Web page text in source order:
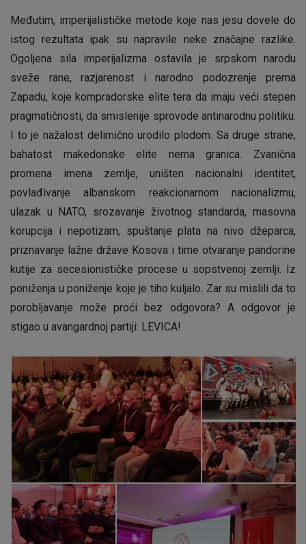
Međutim, imperijalističke metode koje nas jesu dovele do
istog rezultata ipak su napravile neke značajne razlike.
Ogoljena sila imperijalizma ostavila je srpskom narodu
sveže rane, razjarenost i narodno podozrenje prema
Zapadu, koje kompradorske elite tera da imaju veći stepen
pragmatičnosti, da smislenije sprovode antinarodnu politiku.
I to je nažalost delimično urodilo plodom. Sa druge strane,
bahatost makedonske elite nema granica. Zvanična
promena imena zemlje, uništen nacionalni identitet,
povlađivanje albanskom reakcionarnom nacionalizmu,
ulazak u NATO, srozavanje životnog standarda, masovna
korupcija i nepotizam, spuštanje plata na nivo džeparca,
priznavanje lažne države Kosova i time otvaranje pandorine
kutije za secesionističke procese u sopstvenoj zemlji. Iz
poniženja u poniženje koje je tiho kuljalo. Zar su mislili da to
porobljavanje može proći bez odgovora? A odgovor je
stigao u avangardnoj partiji: LEVICA!